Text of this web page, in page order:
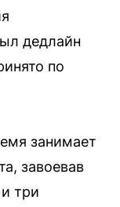
дедлайн
по
занимает
завоевав
три